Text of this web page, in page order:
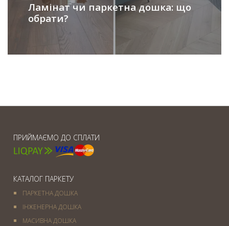
Ламінат чи паркетна дошка: що
обрати?
ПРИЙМАЄМО ДО СПЛАТИ
КАТАЛОГ ПАРКЕТУ
ПАРКЕТНА ДОШКА
ІНЖЕНЕРНА ДОШКА
МАСИВНА ДОШКА